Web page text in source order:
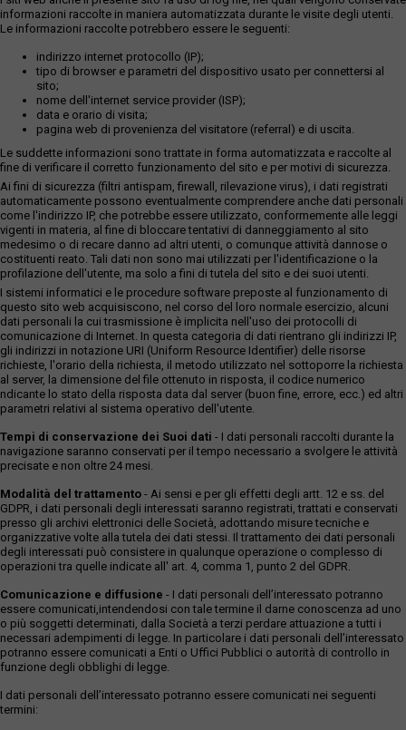
informazioni raccolte in maniera automatizzata durante le visite degli utenti.
Le informazioni raccolte potrebbero essere le seguenti:
indirizzo internet protocollo (IP);
tipo di browser e parametri del dispositivo usato per connettersi al
sito;
nome dell'internet service provider (ISP);
data e orario di visita;
pagina web di provenienza del visitatore (referral) e di uscita.
Le suddette informazioni sono trattate in forma automatizzata e raccolte al
fine di verificare il corretto funzionamento del sito e per motivi di sicurezza.
Ai fini di sicurezza (filtri antispam, firewall, rilevazione virus), i dati registrati
automaticamente possono eventualmente comprendere anche dati personali
come l'indirizzo IP, che potrebbe essere utilizzato, conformemente alle leggi
vigenti in materia, al fine di bloccare tentativi di danneggiamento al sito
medesimo o di recare danno ad altri utenti, o comunque attività dannose o
costituenti reato. Tali dati non sono mai utilizzati per l'identificazione o la
profilazione dell'utente, ma solo a fini di tutela del sito e dei suoi utenti.
I sistemi informatici e le procedure software preposte al funzionamento di
questo sito web acquisiscono, nel corso del loro normale esercizio, alcuni
dati personali la cui trasmissione è implicita nell'uso dei protocolli di
comunicazione di Internet. In questa categoria di dati rientrano gli indirizzi IP,
gli indirizzi in notazione URI (Uniform Resource Identifier) delle risorse
richieste, l'orario della richiesta, il metodo utilizzato nel sottoporre la richiesta
al server, la dimensione del file ottenuto in risposta, il codice numerico
ndicante lo stato della risposta data dal server (buon fine, errore, ecc.) ed altri
parametri relativi al sistema operativo dell'utente.
Tempi di conservazione dei Suoi dati - I dati personali raccolti durante la
navigazione saranno conservati per il tempo necessario a svolgere le attività
precisate e non oltre 24 mesi.
Modalità del trattamento - Ai sensi e per gli effetti degli artt. 12 e ss. del
GDPR, i dati personali degli interessati saranno registrati, trattati e conservati
presso gli archivi elettronici delle Società, adottando misure tecniche e
organizzative volte alla tutela dei dati stessi. Il trattamento dei dati personali
degli interessati può consistere in qualunque operazione o complesso di
operazioni tra quelle indicate all' art. 4, comma 1, punto 2 del GDPR.
Comunicazione e diffusione - I dati personali dell’interessato potranno
essere comunicati,intendendosi con tale termine il darne conoscenza ad uno
o più soggetti determinati, dalla Società a terzi perdare attuazione a tutti i
necessari adempimenti di legge. In particolare i dati personali dell’interessato
potranno essere comunicati a Enti o Uffici Pubblici o autorità di controllo in
funzione degli obblighi di legge.
I dati personali dell’interessato potranno essere comunicati nei seguenti
termini: